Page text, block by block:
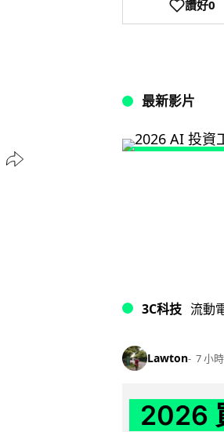
讚好0
最新影片
3C科技 流動
Lawton 7 小時
2026